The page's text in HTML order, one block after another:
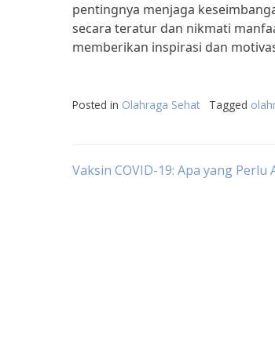
pentingnya menjaga
secara teratur dan nikmati
memberikan inspirasi dan
Posted in Olahraga Sehat Tagged
Post
Vaksin COVID-19: Apa yang Perlu